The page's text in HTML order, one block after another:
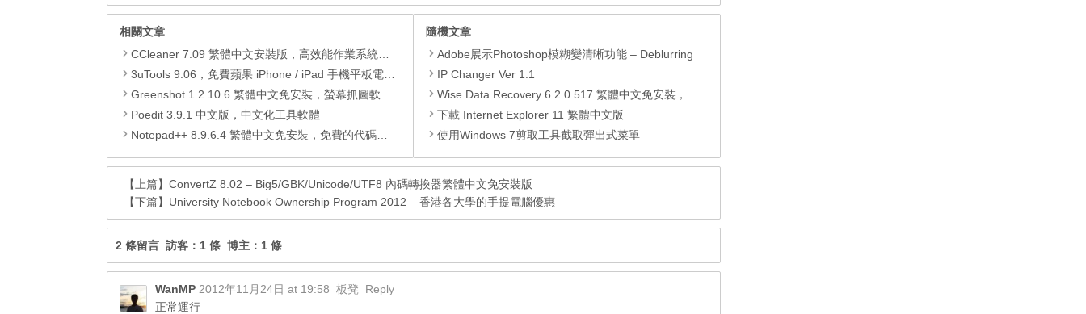
相關文章
CCleaner 7.09 繁體中文安裝版，高效能作業系統清理軟體
3uTools 9.06，免費蘋果 iPhone / iPad 手機平板電腦管理備份還原軟體
Greenshot 1.2.10.6 繁體中文免安裝，螢幕抓圖軟體，1.3.315 安裝版
Poedit 3.9.1 中文版，中文化工具軟體
Notepad++ 8.9.6.4 繁體中文免安裝，免費的代碼編輯器
隨機文章
Adobe展示Photoshop模糊變清晰功能 – Deblurring
IP Changer Ver 1.1
Wise Data Recovery 6.2.0.517 繁體中文免安裝，免費檔案還原軟體工具
下載 Internet Explorer 11 繁體中文版
使用Windows 7剪取工具截取彈出式菜單
【上篇】 ConvertZ 8.02 – Big5/GBK/Unicode/UTF8 內碼轉換器繁體中文免安裝版
【下篇】 University Notebook Ownership Program 2012 – 香港各大學的手提電腦優惠
2 條留言 訪客：1 條 博主：1 條
WanMP 2012年11月24日 at 19:58 板凳
Reply
正常運行